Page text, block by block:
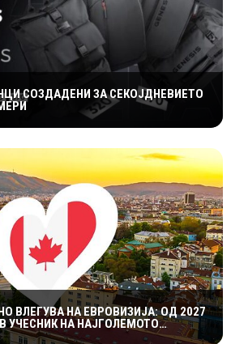
СОЗДАДЕНИ ЗА СЕКОЈДНЕВИЕТО
ВЛЕГУВА НА ЕВРОВИЗИЈА: ОД 2027
УЧЕСНИК НА НАЈГОЛЕМОТО